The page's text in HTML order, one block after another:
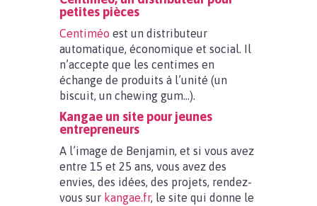
petites pièces
Centiméo est un distributeur
automatique, économique et social. Il
n’accepte que les centimes en
échange de produits à l’unité (un
biscuit, un chewing gum…).
Kangae un site pour jeunes
entrepreneurs
A l’image de Benjamin, et si vous avez
entre 15 et 25 ans, vous avez des
envies, des idées, des projets, rendez-
vous sur kangae.fr, le site qui donne le